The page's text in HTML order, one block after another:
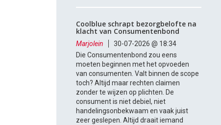
Coolblue schrapt bezorgbelofte na
klacht van Consumentenbond
Marjolein
30-07-2026 @ 18:34
Die Consumentenbond zou eens
moeten beginnen met het opvoeden
van consumenten. Valt binnen de scope
toch? Altijd maar rechten claimen
zonder te wijzen op plichten. De
consument is niet debiel, niet
handelingsonbekwaam en vaak juist
zeer geslepen. Altijd draait iemand